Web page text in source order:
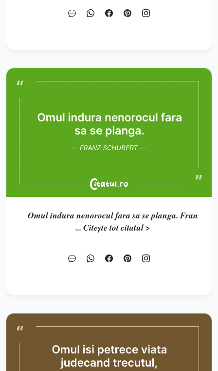
Omul indura nenorocul fara sa se planga. Fran
... Citește tot citatul >